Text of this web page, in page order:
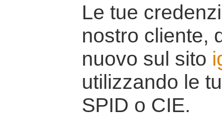
Le tue
nostro cliente,
nuovo sul sito
utilizzando le
SPID o CIE.